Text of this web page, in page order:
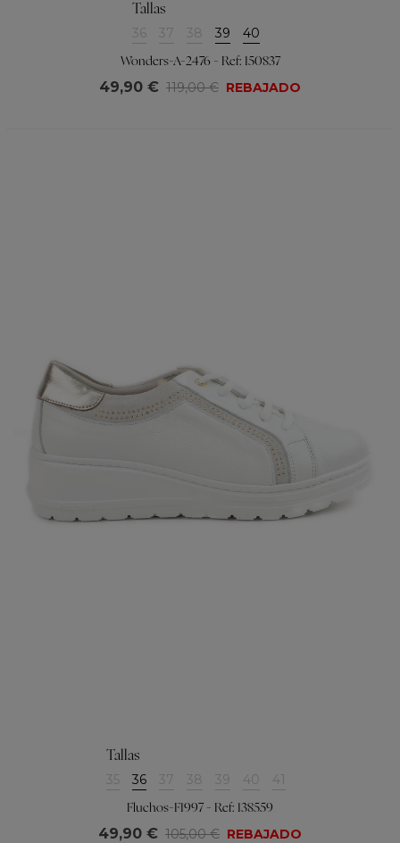
Tallas
36 37 38 39 40
Wonders-A-2476 - Ref: 150837
49,90 € 119,00 € REBAJADO
Tallas
35 36 37 38 39 40 41
Fluchos-F1997 - Ref: 138559
49,90 € 105,00 € REBAJADO